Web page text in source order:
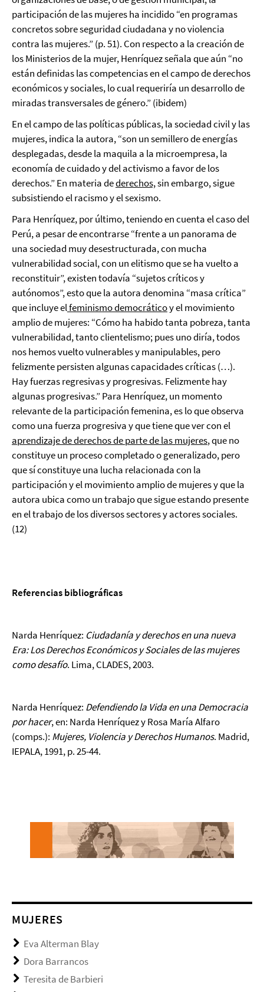
participación de las mujeres ha incidido “en programas
concretos sobre seguridad ciudadana y no violencia
contra las mujeres.” (p. 51). Con respecto a la creación de
los Ministerios de la mujer, Henríquez señala que aún “no
están definidas las competencias en el campo de derechos
económicos y sociales, lo cual requeriría un desarrollo de
miradas transversales de género.” (ibidem)
En el campo de las políticas públicas, la sociedad civil y las
mujeres, indica la autora, “son un semillero de energías
desplegadas, desde la maquila a la microempresa, la
economía de cuidado y del activismo a favor de los
derechos.” En materia dederechos,sin embargo, sigue
subsistiendo el racismo y el sexismo.
Para Henríquez, por último, teniendo en cuenta el caso del
Perú, a pesar de encontrarse “frente a un panorama de
una sociedad muy desestructurada, con mucha
vulnerabilidad social, con un elitismo que se ha vuelto a
reconstituir”, existen todavía “sujetos críticos y
autónomos”, esto que la autora denomina “masa crítica”
que incluye elfeminismo democráticoy el movimiento
amplio de mujeres: “Cómo ha habido tanta pobreza, tanta
vulnerabilidad, tanto clientelismo; pues uno diría, todos
nos hemos vuelto vulnerables y manipulables, pero
felizmente persisten algunas capacidades críticas (…).
Hay fuerzas regresivas y progresivas. Felizmente hay
algunas progresivas.” Para Henríquez, un momento
relevante de la participación femenina, es lo que observa
como una fuerza progresiva y que tiene que ver con el
aprendizaje de derechos de parte de las mujeres, que no
constituye un proceso completado o generalizado, pero
que sí constituye una lucha relacionada con la
participación y el movimiento amplio de mujeres y que la
autora ubica como un trabajo que sigue estando presente
en el trabajo de los diversos sectores y actores sociales.
(12)
Referencias bibliográficas
Narda Henríquez: Ciudadanía y derechos en una nueva
Era: Los Derechos Económicos y Sociales de las mujeres
como desafío. Lima, CLADES, 2003.
Narda Henríquez: Defendiendo la Vida en una Democracia
por hacer, en: Narda Henríquez y Rosa María Alfaro
(comps.): Mujeres, Violencia y Derechos Humanos. Madrid,
IEPALA, 1991, p. 25-44.
MUJERES
Eva Alterman Blay
Dora Barrancos
Teresita de Barbieri